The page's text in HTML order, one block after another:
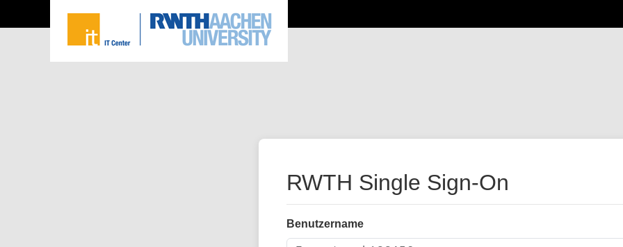
RWTH Single Sign-On
Benutzername